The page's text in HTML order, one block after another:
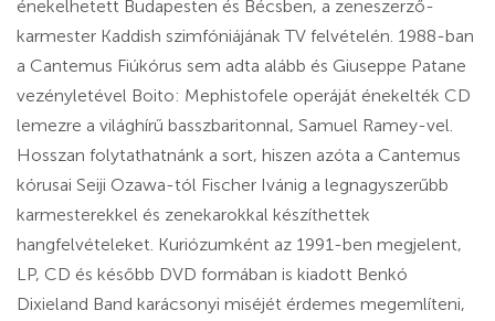
énekelhetett Budapesten és Bécsben, a zeneszerző-
karmester Kaddish szimfóniájának TV felvételén. 1988-ban
a Cantemus Fiúkórus sem adta alább és Giuseppe Patane
vezényletével Boito: Mephistofele operáját énekelték CD
lemezre a világhírű basszbaritonnal, Samuel Ramey-vel.
Hosszan folytathatnánk a sort, hiszen azóta a Cantemus
kórusai Seiji Ozawa-tól Fischer Ivánig a legnagyszerűbb
karmesterekkel és zenekarokkal készíthettek
hangfelvételeket. Kuriózumként az 1991-ben megjelent,
LP, CD és később DVD formában is kiadott Benkó
Dixieland Band karácsonyi miséjét érdemes megemlíteni,